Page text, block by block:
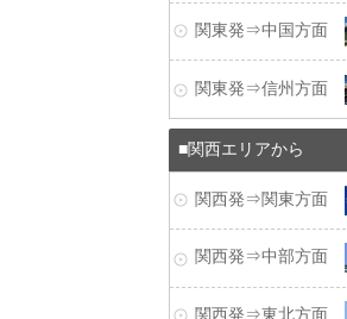
関東発⇒中国方面
関東発⇒信州方面
関西エリアから
関西発⇒関東方面
関西発⇒中部方面
関西発⇒東北方面